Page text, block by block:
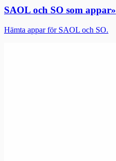
SAOL och SO som appar»
Hämta appar för SAOL och SO.